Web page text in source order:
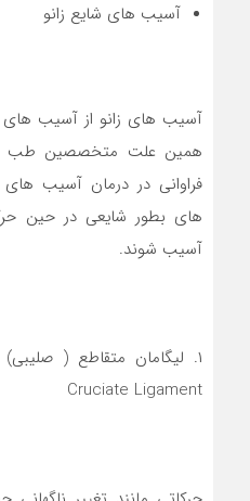
آسیب های شایع زانو
آسیب های زانو از آسیب های
همین علت متخصصین طب
فراوانی در درمان آسیب های
های بطور شایعی در حین
آسیب شوند.
Cruciate Ligament